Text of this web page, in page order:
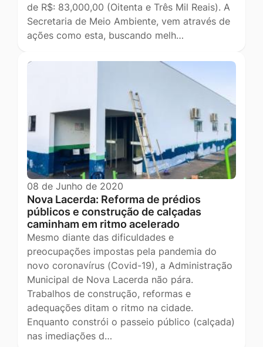
de R$: 83,000,00 (Oitenta e Três Mil Reais). A
Secretaria de Meio Ambiente, vem através de
ações como esta, buscando melh…
08 de Junho de 2020
Nova Lacerda: Reforma de prédios
públicos e construção de calçadas
caminham em ritmo acelerado
Mesmo diante das dificuldades e
preocupações impostas pela pandemia do
novo coronavírus (Covid-19), a Administração
Municipal de Nova Lacerda não pára.
Trabalhos de construção, reformas e
adequações ditam o ritmo na cidade.
Enquanto constrói o passeio público (calçada)
nas imediações d…